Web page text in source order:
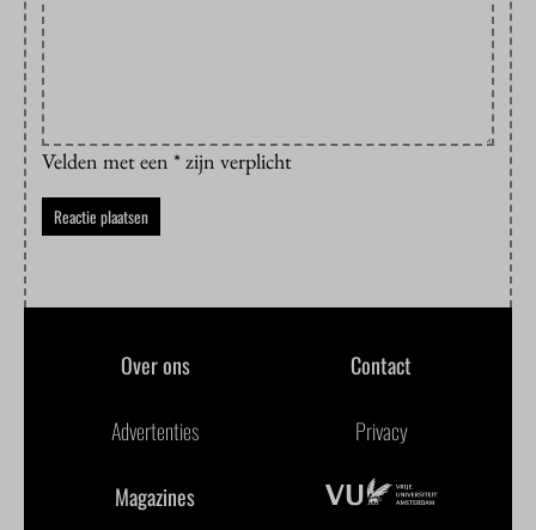
Velden met een * zijn verplicht
Over ons Contact
Advertenties Privacy
Magazines